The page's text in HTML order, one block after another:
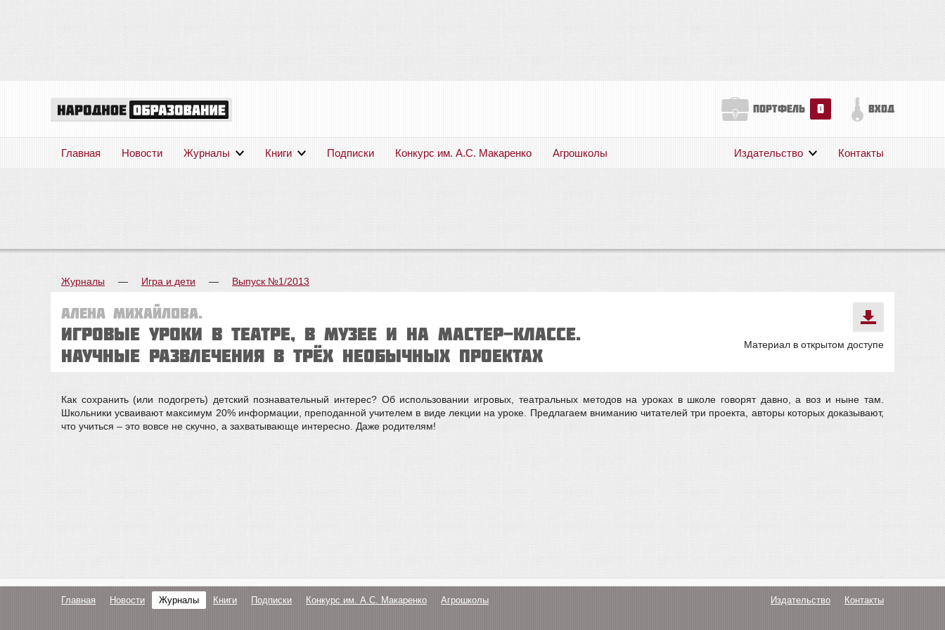
портфель 0 вход
Главная Новости Журналы Книги Подписки Конкурс им. А.С. Макаренко Агрошколы Издательство Контакты
Журналы — Игра и дети — Выпуск №1/2013
Алена МИХАЙЛОВА.
Игровые уроки в театре, в музее и на мастер-классе.
Научные развлечения в трёх необычных проектах
Материал в открытом доступе
Как сохранить (или подогреть) детский познавательный интерес? Об использовании игровых, театральных методов на уроках в школе говорят давно, а воз и ныне там.
Школьники усваивают максимум 20% информации, преподанной учителем в виде лекции на уроке. Предлагаем вниманию читателей три проекта, авторы которых доказывают,
что учиться – это вовсе не скучно, а захватывающе интересно. Даже родителям!
Главная Новости Журналы Книги Подписки Конкурс им. А.С. Макаренко Агрошколы Издательство Контакты